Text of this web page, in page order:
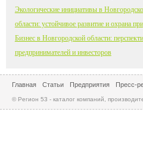
Экологические инициативы в
области: устойчивое развитие и охрана
Бизнес в Новгородской области:
предпринимателей и инвесторов
Главная Статьи Предприятия Пресс-
© Регион 53 - каталог компаний,